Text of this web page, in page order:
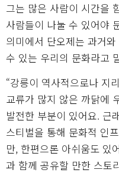
그는 많은 사람이 시간을
사람들이 나눌 수 있어야
의미에서 단오제는 과거
수 있는 우리의 문화라고
“강릉이 역사적으로나 지
교류가 많지 않은 까닭에
발전한 부분이 있어요. 근
스티벌을 통해 문화적 인
만, 한편으론 아쉬움도 있
과 함께 공유할 만한 스토